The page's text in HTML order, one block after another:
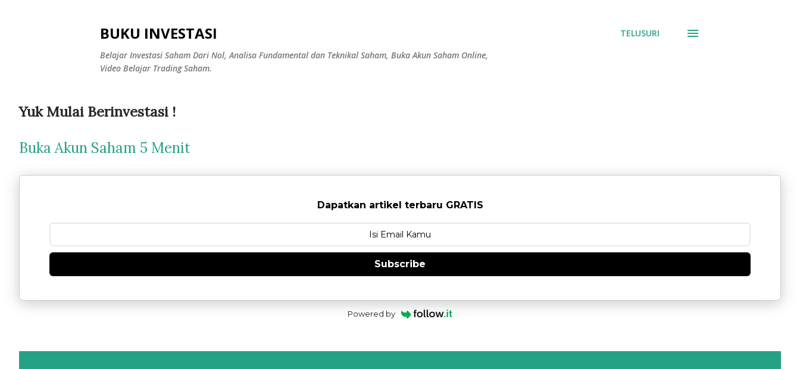
BUKU INVESTASI
Belajar Investasi Saham Dari Nol, Analisa Fundamental dan Teknikal Saham, Buka Akun Saham Online,
Video Belajar Trading Saham.
TELUSURI
Yuk Mulai Berinvestasi !
Buka Akun Saham 5 Menit
Dapatkan artikel terbaru GRATIS
Subscribe
Powered by